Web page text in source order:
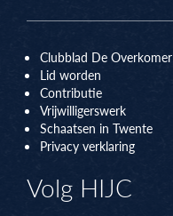
Clubblad De Overkomer
Lid worden
Contributie
Vrijwilligerswerk
Schaatsen in Twente
Privacy verklaring
Volg HIJC